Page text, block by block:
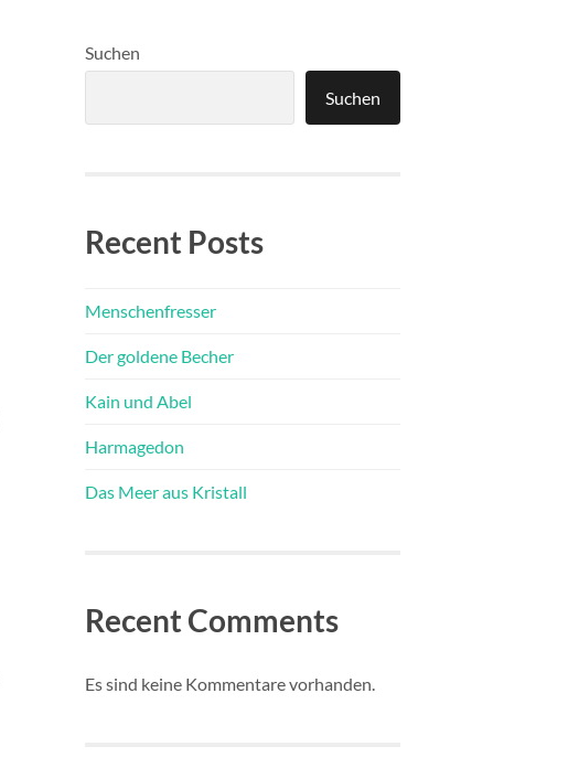
Suchen
Suchen
Recent Posts
Menschenfresser
Der goldene Becher
Kain und Abel
Harmagedon
Das Meer aus Kristall
Recent Comments
Es sind keine Kommentare vorhanden.